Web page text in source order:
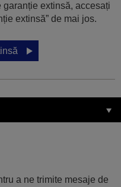
extinsă, accesați
extinsă” de mai jos.
a ne trimite mesaje de